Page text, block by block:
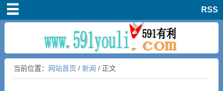
RSS
活动
当前位置： 网站首页 / 新闻 / 正文